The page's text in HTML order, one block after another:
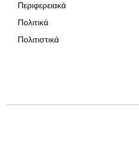
Περιφερειακά
Πολιτικά
Πολιτιστικά